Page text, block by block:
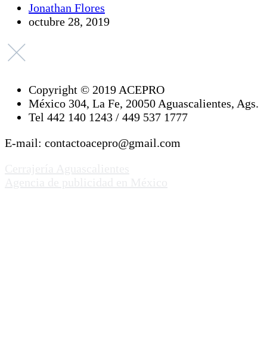
Jonathan Flores
octubre 28, 2019
Copyright © 2019 ACEPRO
México 304, La Fe, 20050 Aguascalientes, Ags.
Tel 442 140 1243 / 449 537 1777
E-mail: contactoacepro@gmail.com